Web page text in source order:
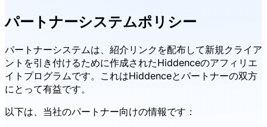
パートナーシステムポリシー
パートナーシステムは、紹介リンクを配布して新規クライア
ントを引き付けるために作成されたHiddenceのアフィリエ
イトプログラムです。これはHiddenceとパートナーの双方
にとって有益です。
以下は、当社のパートナー向けの情報です：